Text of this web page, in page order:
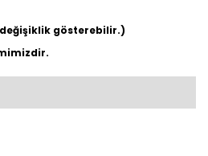
değişiklik gösterebilir.)